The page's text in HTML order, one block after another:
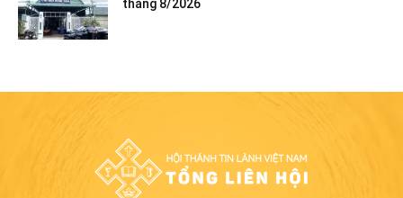
tháng 8/2026